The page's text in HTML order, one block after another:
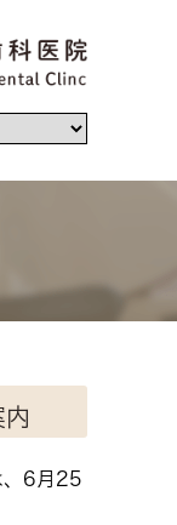
、6月25